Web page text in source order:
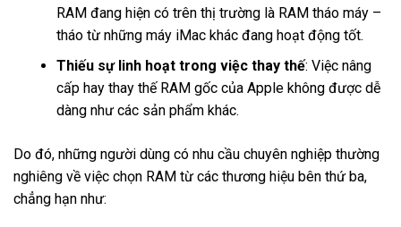
RAM đang hiện có trên thị trường là RAM tháo máy –
tháo từ những máy iMac khác đang hoạt động tốt.
Thiếu sự linh hoạt trong việc thay thế: Việc nâng
cấp hay thay thế RAM gốc của Apple không được dễ
dàng như các sản phẩm khác.
Do đó, những người dùng có nhu cầu chuyên nghiệp thường
nghiêng về việc chọn RAM từ các thương hiệu bên thứ ba,
chẳng hạn như: